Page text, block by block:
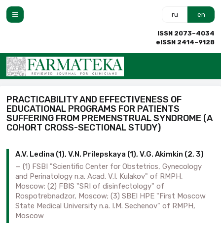
ru en
ISSN 2073–4034
eISSN 2414–9128
PRACTICABILITY AND EFFECTIVENESS OF
EDUCATIONAL PROGRAMS FOR PATIENTS
SUFFERING FROM PREMENSTRUAL SYNDROME (A
COHORT CROSS-SECTIONAL STUDY)
A.V. Ledina (1), V.N. Prilepskaya (1), V.G. Akimkin (2, 3)
(1) FSBI "Scientific Center for Obstetrics, Gynecology
and Perinatology n.a. Acad. V.I. Kulakov" of RMPH,
Moscow; (2) FBIS "SRI of disinfectology" of
Rospotrebnadzor, Moscow; (3) SBEI HPE "First Moscow
State Medical University n.a. I.M. Sechenov" of RMPH,
Moscow